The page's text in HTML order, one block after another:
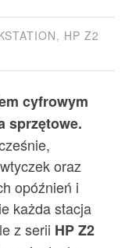
, HP Z2
cyfrowym
sprzętowe.
oraz
opóźnień i
każda stacja
z serii HP Z2